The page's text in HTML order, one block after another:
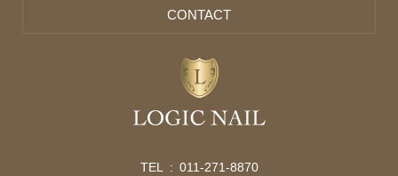
CONTACT
TEL : 011-271-8870